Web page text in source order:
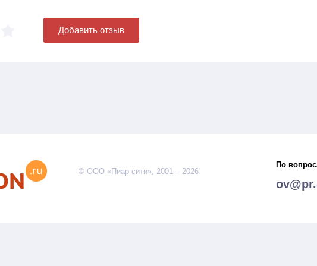
Добавить отзыв
© ООО «Пиар сити», 2001 – 2026
По